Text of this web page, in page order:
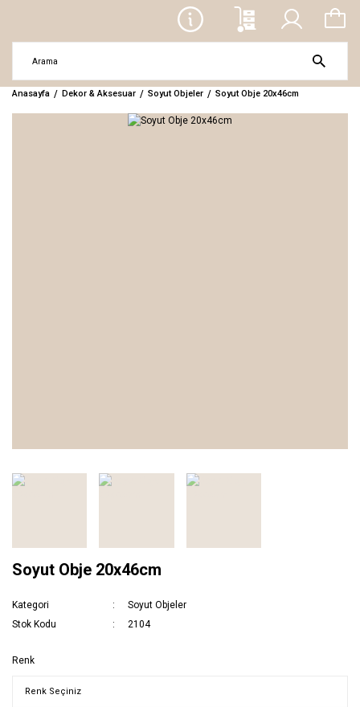
Anasayfa Dekor & Aksesuar Soyut Objeler Soyut Obje 20x46cm
Soyut Obje 20x46cm
Kategori
Soyut Objeler
Stok Kodu
2104
Renk